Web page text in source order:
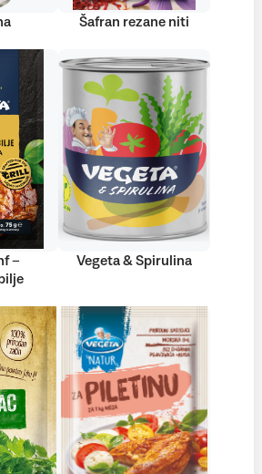
Šafran rezane niti
–
Vegeta & Spirulina